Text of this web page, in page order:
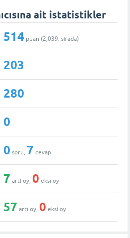
ait istatistikler
514 puan (2,039. sırada)
203
280
0
0 soru, 7 cevap
7 artı oy, 0 eksi oy
57 artı oy, 0 eksi oy